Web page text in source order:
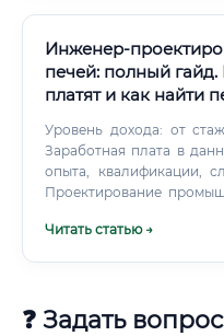
Инженер-
печей: полный гайд.
платят и как найти
Уровень дохода: от
Заработная плата в
опыта, квалификации,
Проектирование
правило, выше
Читать статью →
❓ Задать